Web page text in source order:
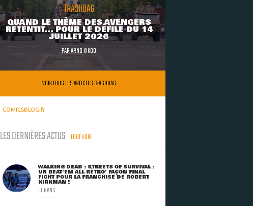
TRASHBAG
QUAND LE THÈME DES AVENGERS
RETENTIT... POUR LE DÉFILÉ DU 14
JUILLET 2026
PARARNO KIKOO
VOIR TOUS LES ARTICLES TRASHBAG
COMICSBLOG.fr
LES DERNIÈRES ACTUS TOUT VOIR
WALKING DEAD : STREETS OF SURVIVAL :
UN BEAT'EM ALL RÉTRO' FAÇON FINAL
FIGHT POUR LA FRANCHISE DE ROBERT
KIRKMAN !
ECRANS